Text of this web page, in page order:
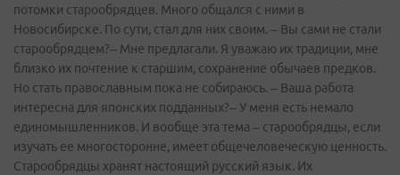
потомки старообрядцев. Много общался с ними в
Новосибирске. По сути, стал для них своим. – Вы сами не стали
старообрядцем?– Мне предлагали. Я уважаю их традиции, мне
близко их почтение к старшим, сохранение обычаев предков.
Но стать православным пока не собираюсь. – Ваша работа
интересна для японских подданных?– У меня есть немало
единомышленников. И вообще эта тема – старообрядцы, если
изучать ее многосторонне, имеет общечеловеческую ценность.
Старообрядцы хранят настоящий русский язык. Их